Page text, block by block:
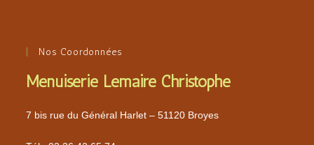
Nos Coordonnées
Menuiserie Lemaire Christophe
7 bis rue du Général Harlet – 51120 Broyes